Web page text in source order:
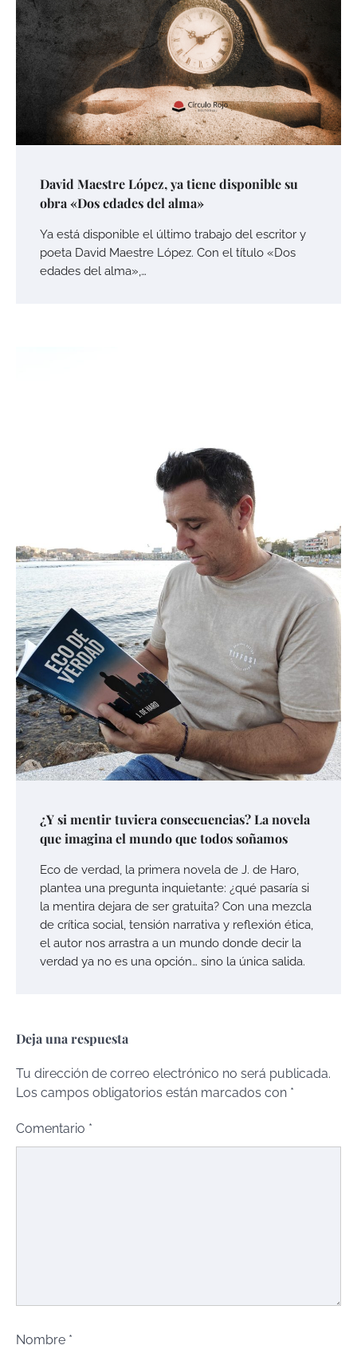
David Maestre López, ya tiene disponible su
obra «Dos edades del alma»
Ya está disponible el último trabajo del escritor y
poeta David Maestre López. Con el título «Dos
edades del alma»,…
¿Y si mentir tuviera consecuencias? La novela
que imagina el mundo que todos soñamos
Eco de verdad, la primera novela de J. de Haro,
plantea una pregunta inquietante: ¿qué pasaría si
la mentira dejara de ser gratuita? Con una mezcla
de crítica social, tensión narrativa y reflexión ética,
el autor nos arrastra a un mundo donde decir la
verdad ya no es una opción… sino la única salida.
Deja una respuesta
Tu dirección de correo electrónico no será publicada.
Los campos obligatorios están marcados con *
Comentario *
Nombre *